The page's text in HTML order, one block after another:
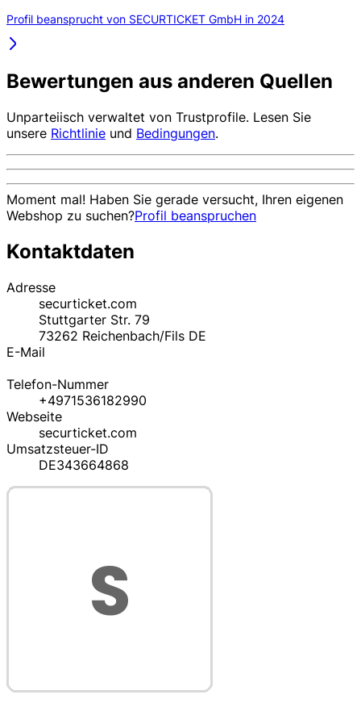
Profil beansprucht von SECURTICKET GmbH in 2024
Bewertungen aus anderen Quellen
Unparteiisch verwaltet von Trustprofile. Lesen Sie
unsere Richtlinie und Bedingungen.
Moment mal! Haben Sie gerade versucht, Ihren eigenen
Webshop zu suchen?Profil beanspruchen
Kontaktdaten
Adresse
securticket.com
Stuttgarter Str. 79
73262 Reichenbach/Fils DE
E-Mail
Telefon-Nummer
+4971536182990
Webseite
securticket.com
Umsatzsteuer-ID
DE343664868